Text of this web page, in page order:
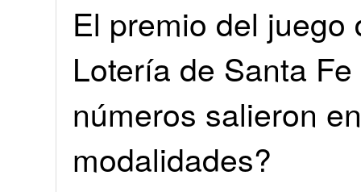
El premio del
Lotería de Santa
números salieron
modalidades?